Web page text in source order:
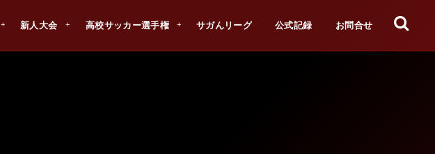
新人大会 高校サッカー選手権 サガんリーグ 公式記録 お問合せ